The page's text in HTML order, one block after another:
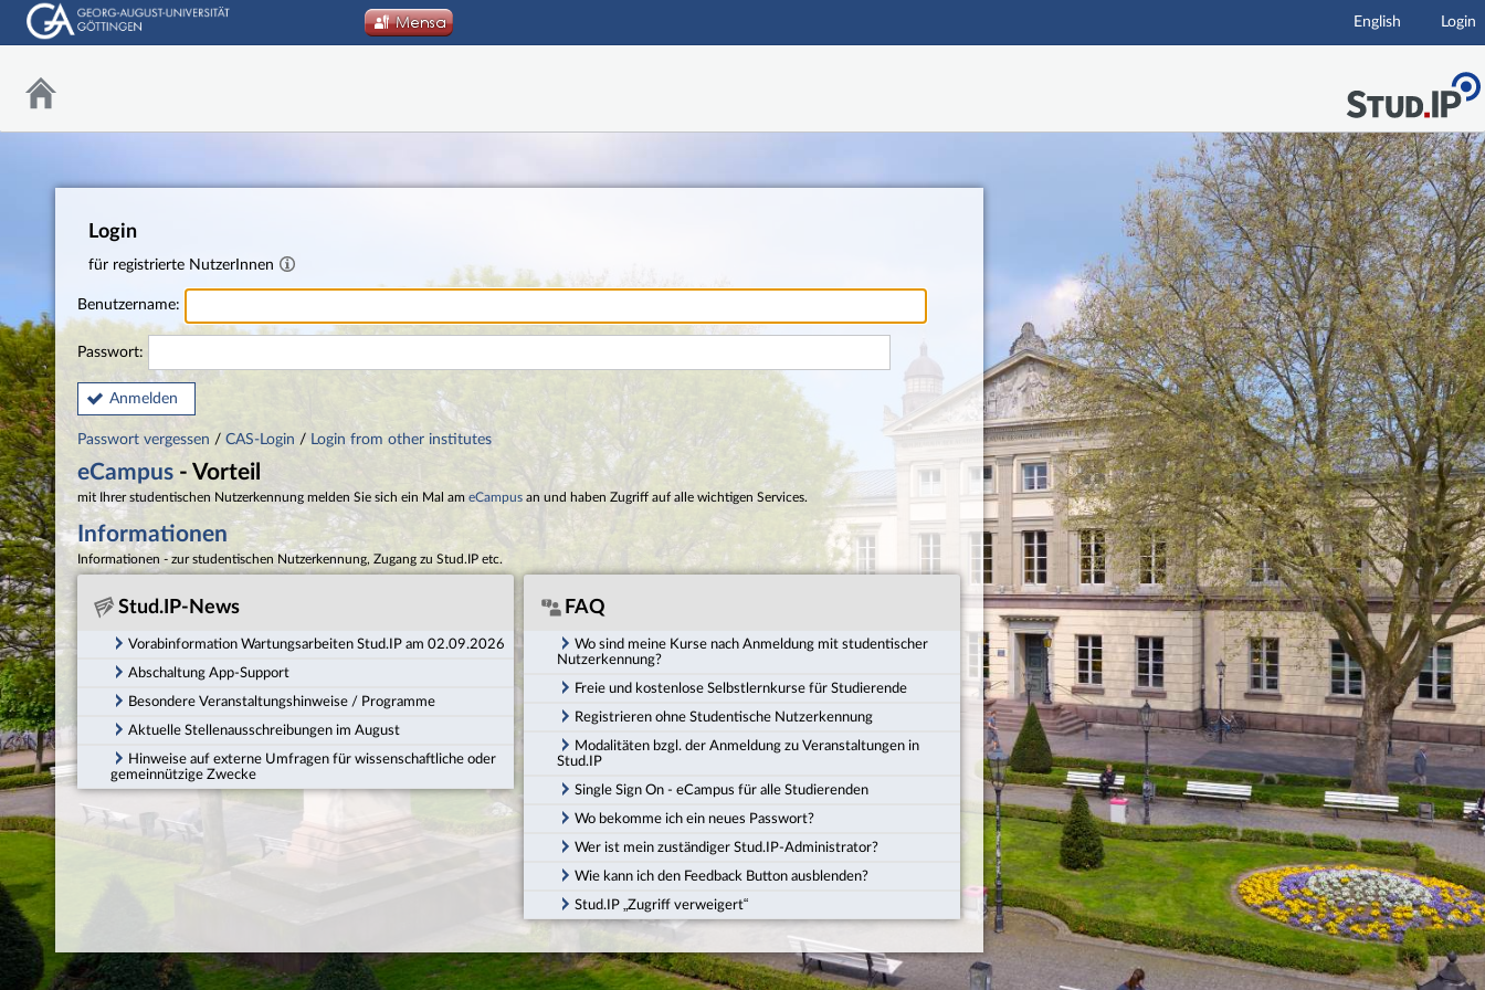
Hauptnavigation
English Login
Login
für registrierte NutzerInnen
Benutzername:
Passwort:
Anmelden
Passwort vergessen / CAS-Login / Login from other institutes
eCampus - Vorteil
mit Ihrer studentischen Nutzerkennung melden Sie sich ein Mal am eCampus an und haben Zugriff auf alle wichtigen Services.
Informationen
Informationen - zur studentischen Nutzerkennung, Zugang zu Stud.IP etc.
Stud.IP-News
Vorabinformation Wartungsarbeiten Stud.IP am 02.09.2026
Abschaltung App-Support
Besondere Veranstaltungshinweise / Programme
Aktuelle Stellenausschreibungen im August
Hinweise auf externe Umfragen für wissenschaftliche oder
gemeinnützige Zwecke
FAQ
Wo sind meine Kurse nach Anmeldung mit studentischer
Nutzerkennung?
Freie und kostenlose Selbstlernkurse für Studierende
Registrieren ohne Studentische Nutzerkennung
Modalitäten bzgl. der Anmeldung zu Veranstaltungen in
Stud.IP
Single Sign On - eCampus für alle Studierenden
Wo bekomme ich ein neues Passwort?
Wer ist mein zuständiger Stud.IP-Administrator?
Wie kann ich den Feedback Button ausblenden?
Stud.IP „Zugriff verweigert“